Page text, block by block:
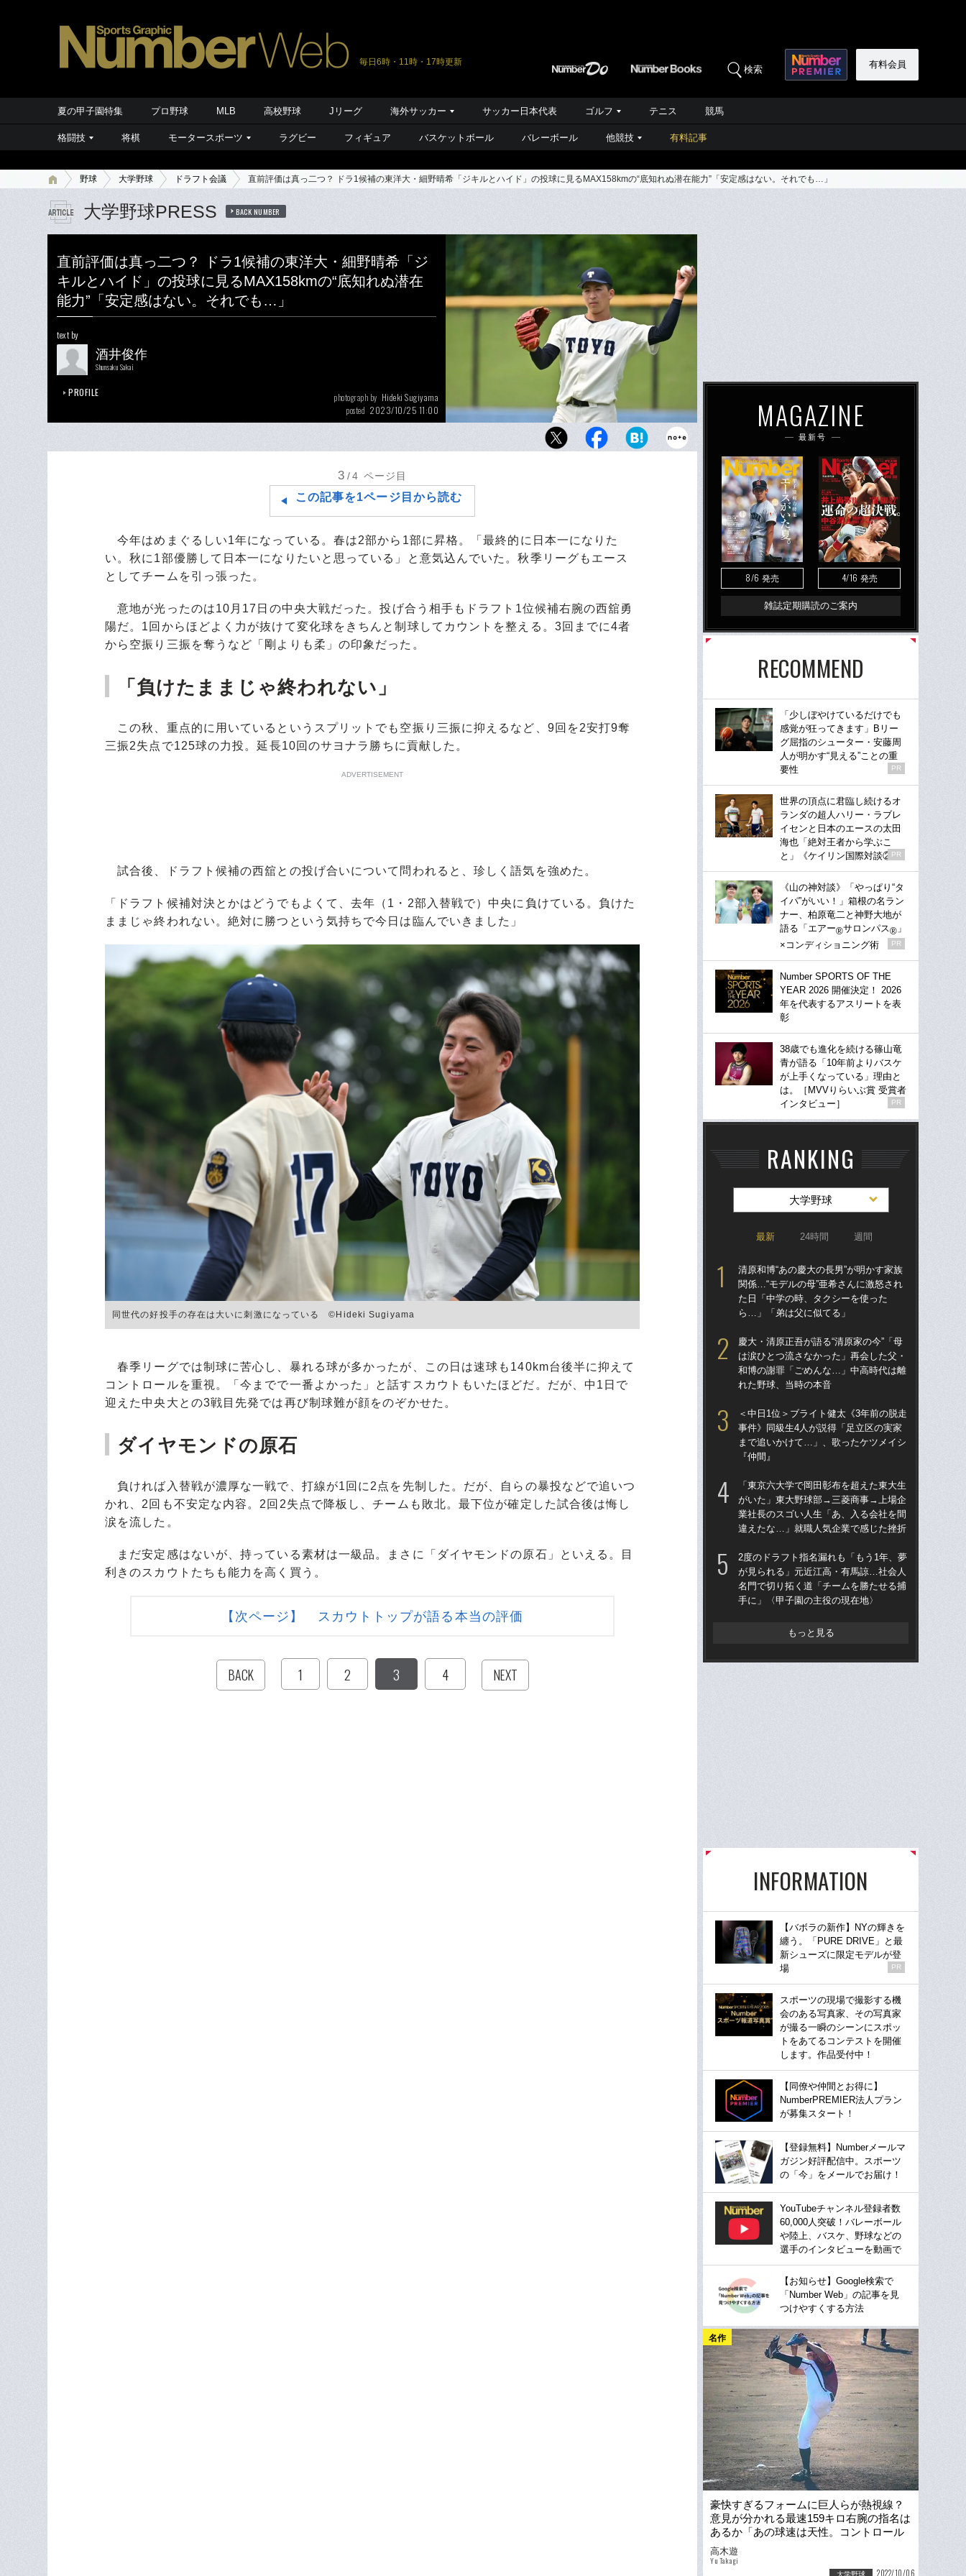
毎日6時・11時・17時更新
検索 有料会員
夏の甲子園特集 プロ野球 MLB 高校野球 Jリーグ 海外サッカー サッカー日本代表 ゴルフ テニス 競馬
格闘技 将棋 モータースポーツ ラグビー フィギュア バスケットボール バレーボール 他競技 有料記事
野球 大学野球 ドラフト会議 直前評価は真っ二つ？ ドラ1候補の東洋大・細野晴希「ジキルとハイド」の投球に見るMAX158kmの“底知れぬ潜在能力”「安定感はない。それでも…」
大学野球PRESS BACK NUMBER
直前評価は真っ二つ？ ドラ1候補の東洋大・細野晴希「ジ
キルとハイド」の投球に見るMAX158kmの“底知れぬ潜在
能力”「安定感はない。それでも…」
text by
酒井俊作
Shunsaku Sakai
PROFILE photograph by Hideki Sugiyama
posted 2023/10/25 11:00
注目左腕の東洋大・細野はどの球団の指名を受けるのか
3 /4 ページ目
この記事を1ページ目から読む
今年はめまぐるしい1年になっている。春は2部から1部に昇格。「最終的に日本一になりた
い。秋に1部優勝して日本一になりたいと思っている」と意気込んでいた。秋季リーグもエース
としてチームを引っ張った。
意地が光ったのは10月17日の中央大戦だった。投げ合う相手もドラフト1位候補右腕の西舘勇
陽だ。1回からほどよく力が抜けて変化球をきちんと制球してカウントを整える。3回までに4者
から空振り三振を奪うなど「剛よりも柔」の印象だった。
「負けたままじゃ終われない」
この秋、重点的に用いているというスプリットでも空振り三振に抑えるなど、9回を2安打9奪
三振2失点で125球の力投。延長10回のサヨナラ勝ちに貢献した。
ADVERTISEMENT
試合後、ドラフト候補の西舘との投げ合いについて問われると、珍しく語気を強めた。
「ドラフト候補対決とかはどうでもよくて、去年（1・2部入替戦で）中央に負けている。負けた
ままじゃ終われない。絶対に勝つという気持ちで今日は臨んでいきました」
同世代の好投手の存在は大いに刺激になっている ©︎Hideki Sugiyama
春季リーグでは制球に苦心し、暴れる球が多かったが、この日は速球も140km台後半に抑えて
コントロールを重視。「今までで一番よかった」と話すスカウトもいたほどだ。だが、中1日で
迎えた中央大との3戦目先発では再び制球難が顔をのぞかせた。
ダイヤモンドの原石
負ければ入替戦が濃厚な一戦で、打線が1回に2点を先制した。だが、自らの暴投などで追いつ
かれ、2回も不安定な内容。2回2失点で降板し、チームも敗北。最下位が確定した試合後は悔し
涙を流した。
まだ安定感はないが、持っている素材は一級品。まさに「ダイヤモンドの原石」といえる。目
利きのスカウトたちも能力を高く買う。
【次ページ】 スカウトトップが語る本当の評価
BACK 1 2 3 4 NEXT
MAGAZINE
最新号
8/6 発売 4/16 発売
雑誌定期購読のご案内
RECOMMEND
「少しぼやけているだけでも
感覚が狂ってきます」Bリー
グ屈指のシューター・安藤周
人が明かす“見える”ことの重
要性
PR
世界の頂点に君臨し続けるオ
ランダの超人ハリー・ラブレ
イセンと日本のエースの太田
海也「絶対王者から学ぶこ
と」《ケイリン国際対談②》
PR
《山の神対談》「やっぱり“タ
イパ”がいい！」箱根の名ラン
ナー、柏原竜二と神野大地が
語る「エアー®サロンパス® 」
×コンディショニング術
PR
Number SPORTS OF THE
YEAR 2026 開催決定！ 2026
年を代表するアスリートを表
彰
38歳でも進化を続ける篠山竜
青が語る「10年前よりバスケ
が上手くなっている」理由と
は。［MVVりらいぶ賞 受賞者
インタビュー］
PR
RANKING
大学野球
最新 24時間 週間
清原和博“あの慶大の長男”が明かす家族
関係…“モデルの母”亜希さんに激怒され
た日「中学の時、タクシーを使った
ら…」「弟は父に似てる」
慶大・清原正吾が語る“清原家の今”「母
は涙ひとつ流さなかった」再会した父・
和博の謝罪「ごめんな…」中高時代は離
れた野球、当時の本音
＜中日1位＞ブライト健太《3年前の脱走
事件》同級生4人が説得「足立区の実家
まで追いかけて…」、歌ったケツメイシ
『仲間』
「東京六大学で岡田彰布を超えた東大生
がいた」東大野球部→三菱商事→上場企
業社長のスゴい人生「あ、入る会社を間
違えたな…」就職人気企業で感じた挫折
2度のドラフト指名漏れも「もう1年、夢
が見られる」元近江高・有馬諒…社会人
名門で切り拓く道「チームを勝たせる捕
手に」〈甲子園の主役の現在地〉
もっと見る
INFORMATION
【バボラの新作】NYの輝きを
纏う。「PURE DRIVE」と最
新シューズに限定モデルが登
場
PR
スポーツの現場で撮影する機
会のある写真家、その写真家
が撮る一瞬のシーンにスポッ
トをあてるコンテストを開催
します。作品受付中！
【同僚や仲間とお得に】
NumberPREMIER法人プラン
が募集スタート！
【登録無料】Numberメールマ
ガジン好評配信中。スポーツ
の「今」をメールでお届け！
YouTubeチャンネル登録者数
60,000人突破！バレーボール
や陸上、バスケ、野球などの
選手のインタビューを動画で
【お知らせ】Google検索で
「Number Web」の記事を見
つけやすくする方法
名作
豪快すぎるフォームに巨人らが熱視線？
意見が分かれる最速159キロ右腕の指名は
あるか「あの球速は天性。コントロール
さえ直せれば」
高木遊
Yu Takagi
大学野球 2022/10/06